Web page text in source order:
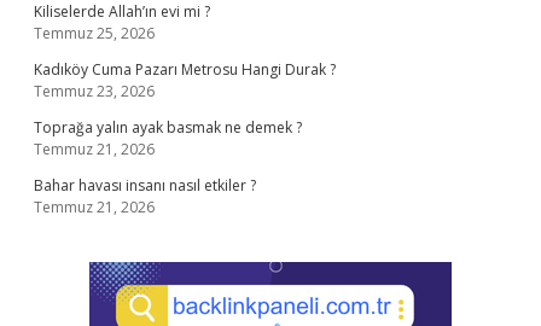
Kiliselerde Allah’ın evi mi ?
Temmuz 25, 2026
Kadıköy Cuma Pazarı Metrosu Hangi Durak ?
Temmuz 23, 2026
Toprağa yalın ayak basmak ne demek ?
Temmuz 21, 2026
Bahar havası insanı nasıl etkiler ?
Temmuz 21, 2026